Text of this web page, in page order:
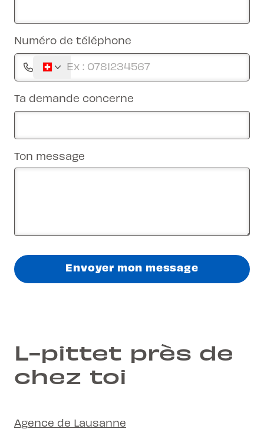
Numéro de téléphone
Ta demande concerne
Ton message
Envoyer mon message
L-pittet près de
chez toi
Agence de Lausanne